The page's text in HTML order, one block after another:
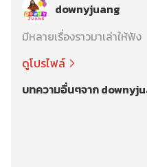
downyjuang
มีหลายเรื่องราวมาเล่าให้ฟัง
ดูโปรไฟล์
บทความอื่นๆจาก